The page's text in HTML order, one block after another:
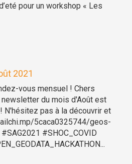
pour un workshop « Les
2021
vous mensuel ! Chers
newsletter du mois d'Août est
N'hésitez pas à la découvrir et
5caca0325744/geos-
#SHOC_COVID